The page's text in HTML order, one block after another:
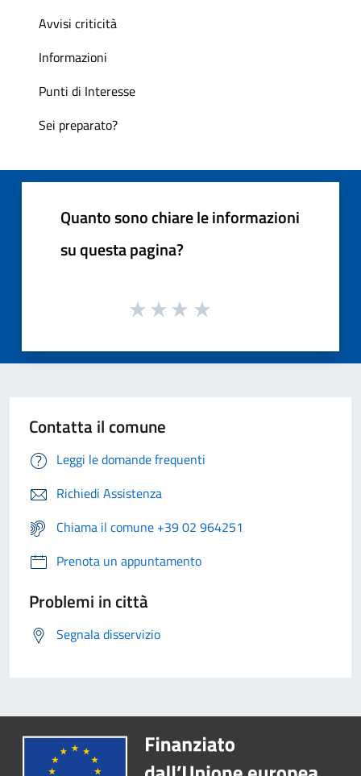
Avvisi criticità
Informazioni
Punti di Interesse
Sei preparato?
Quanto sono chiare le informazioni
su questa pagina?
Contatta il comune
Leggi le domande frequenti
Richiedi Assistenza
Chiama il comune +39 02 964251
Prenota un appuntamento
Problemi in città
Segnala disservizio